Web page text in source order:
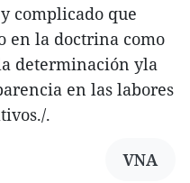
complicado que
en la doctrina como
determinación yla
en las labores
.
VNA